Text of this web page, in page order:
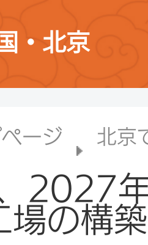
・北京
ージ 北京
2027
の構